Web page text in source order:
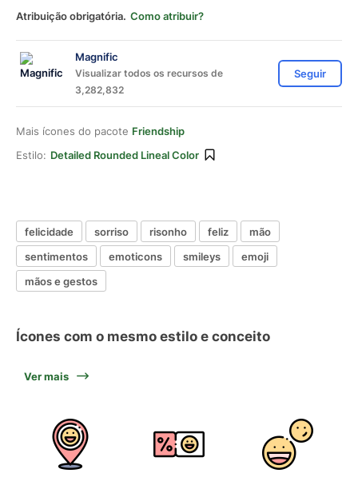
Atribuição obrigatória. Como atribuir?
Magnific
Visualizar todos os recursos de
3,282,832
Seguir
Mais ícones do pacote Friendship
Estilo: Detailed Rounded Lineal Color
felicidade sorriso risonho feliz
mão
sentimentos
emoticons smileys
emoji
mãos e gestos
Ícones com o mesmo estilo e conceito
Ver mais